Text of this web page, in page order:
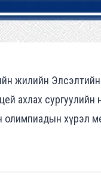
жилийн
ахлах
олимпиадын хүрэл